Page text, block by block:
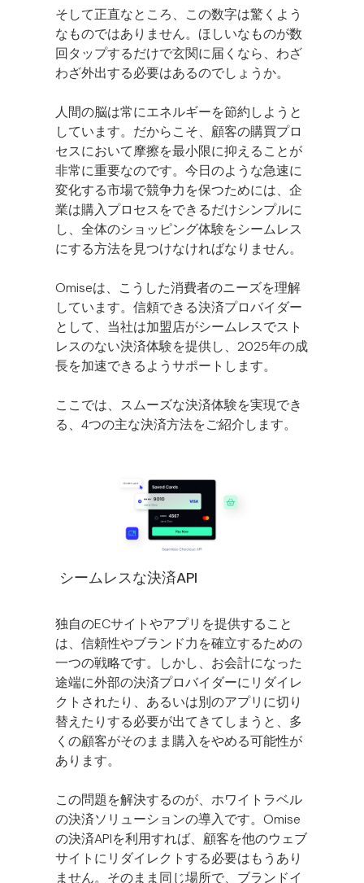
そして正直なところ、この数字は驚くよう
なものではありません。ほしいなものが数
回タップするだけで玄関に届くなら、わざ
わざ外出する必要はあるのでしょうか。
人間の脳は常にエネルギーを節約しようと
しています。だからこそ、顧客の購買プロ
セスにおいて摩擦を最小限に抑えることが
非常に重要なのです。今日のような急速に
変化する市場で競争力を保つためには、企
業は購入プロセスをできるだけシンプルに
し、全体のショッピング体験をシームレス
にする方法を見つけなければなりません。
Omiseは、こうした消費者のニーズを理解
しています。信頼できる決済プロバイダー
として、当社は加盟店がシームレスでスト
レスのない決済体験を提供し、2025年の成
長を加速できるようサポートします。
ここでは、スムーズな決済体験を実現でき
る、4つの主な決済方法をご紹介します。
シームレスな決済API
独自のECサイトやアプリを提供すること
は、信頼性やブランド力を確立するための
一つの戦略です。しかし、お会計になった
途端に外部の決済プロバイダーにリダイレ
クトされたり、あるいは別のアプリに切り
替えたりする必要が出てきてしまうと、多
くの顧客がそのまま購入をやめる可能性が
あります。
この問題を解決するのが、ホワイトラベル
の決済ソリューションの導入です。Omise
の決済APIを利用すれば、顧客を他のウェブ
サイトにリダイレクトする必要はもうあり
ません。そのまま同じ場所で、ブランドイ